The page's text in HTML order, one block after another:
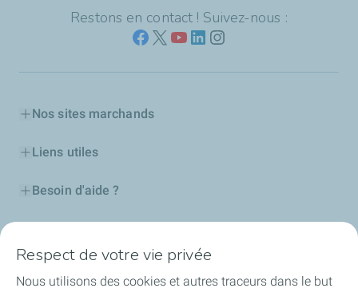
Restons en contact ! Suivez-nous :
Nos sites marchands
Liens utiles
Besoin d'aide ?
Certificats d'économies d'énergie
Respect de votre vie privée
Nous utilisons des cookies et autres traceurs dans le but